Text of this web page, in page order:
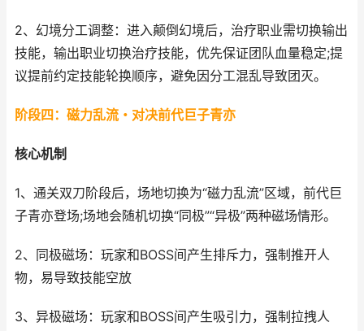
2、幻境分工调整：进入颠倒幻境后，治疗职业需切换输出
技能，输出职业切换治疗技能，优先保证团队血量稳定;提
议提前约定技能轮换顺序，避免因分工混乱导致团灭。
阶段四：磁力乱流・对决前代巨子青亦
核心机制
1、通关双刀阶段后，场地切换为“磁力乱流”区域，前代巨
子青亦登场;场地会随机切换“同极”“异极”两种磁场情形。
2、同极磁场：玩家和BOSS间产生排斥力，强制推开人
物，易导致技能空放
3、异极磁场：玩家和BOSS间产生吸引力，强制拉拽人